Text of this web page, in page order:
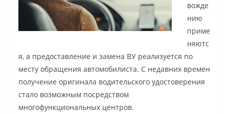
вожде
нию
приме
няютс
я, а предоставление и замена ВУ реализуется по
месту обращения автомобилиста. С недавних времен
получение оригинала водительского удостоверения
стало возможным посредством
многофункциональных центров.